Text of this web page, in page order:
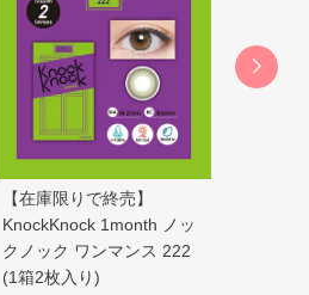
【在庫限りで終売】
KnockKnock 1month ノッ
クノック ワンマンス 222
(1箱2枚入り)